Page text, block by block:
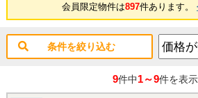
会員限定物件は897件あります。
条件を絞り込む
9件中1～9件を表示